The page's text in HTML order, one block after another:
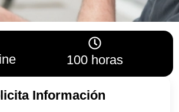
100 horas
Información